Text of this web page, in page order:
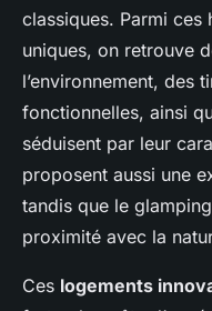
classiques. Parmi ces
uniques, on retrouve
l’environnement, des
fonctionnelles, ainsi
séduisent par leur
proposent aussi une
tandis que le
proximité avec la
Ces logements